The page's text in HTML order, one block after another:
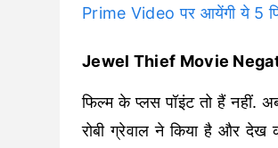
Prime Video पर आयेंगी ये 5
Jewel Thief Movie
फिल्म के प्लस पॉइंट तो हैं नहीं.
रोबी ग्रेवाल ने किया है और देख